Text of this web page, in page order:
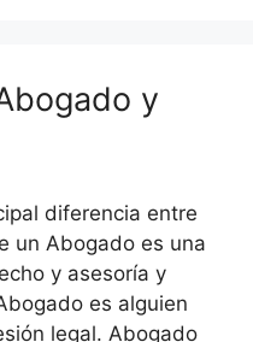
y
diferencia entre
un Abogado es una
y asesoría y
es alguien
legal. Abogado